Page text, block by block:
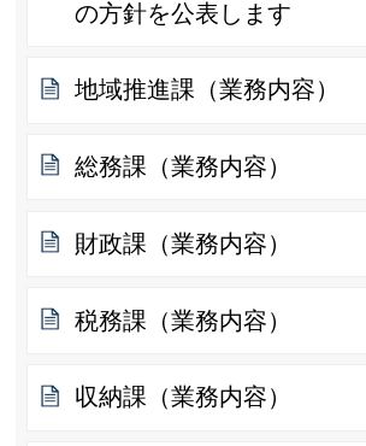
の方針を公表します
地域推進課（業務内容）
総務課（業務内容）
財政課（業務内容）
税務課（業務内容）
収納課（業務内容）